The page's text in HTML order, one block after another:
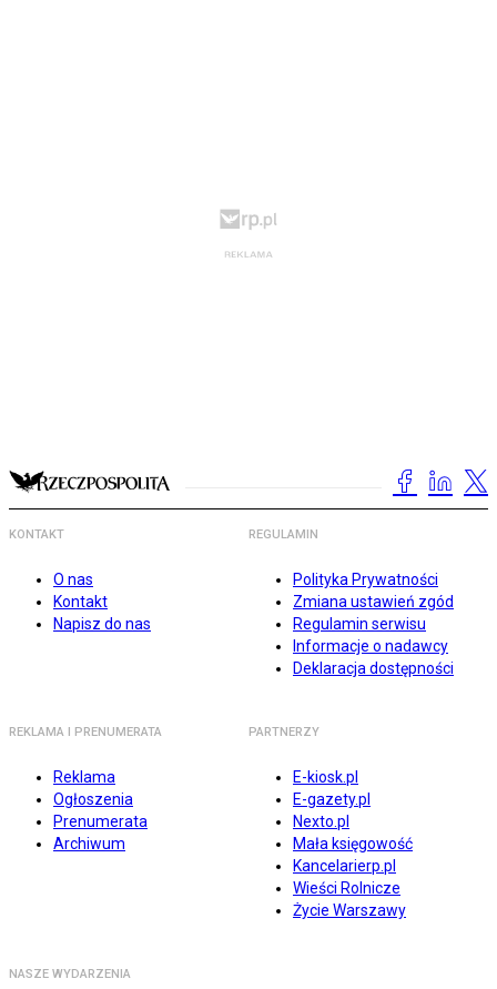
KONTAKT
O nas
Kontakt
Napisz do nas
REGULAMIN
Polityka Prywatności
Zmiana ustawień zgód
Regulamin serwisu
Informacje o nadawcy
Deklaracja dostępności
REKLAMA I PRENUMERATA
Reklama
Ogłoszenia
Prenumerata
Archiwum
PARTNERZY
E-kiosk.pl
E-gazety.pl
Nexto.pl
Mała księgowość
Kancelarierp.pl
Wieści Rolnicze
Życie Warszawy
NASZE WYDARZENIA